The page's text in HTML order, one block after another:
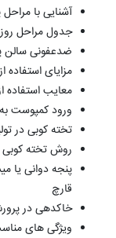
آشنایی با
جدول مراحل
ضدعفونی سالن
مزایای استفاده
معایب استفاده
ورود کمپوست
تخته کوبی در
روش تخته کوبی
قارچ
خاکدهی در
ویژگی های